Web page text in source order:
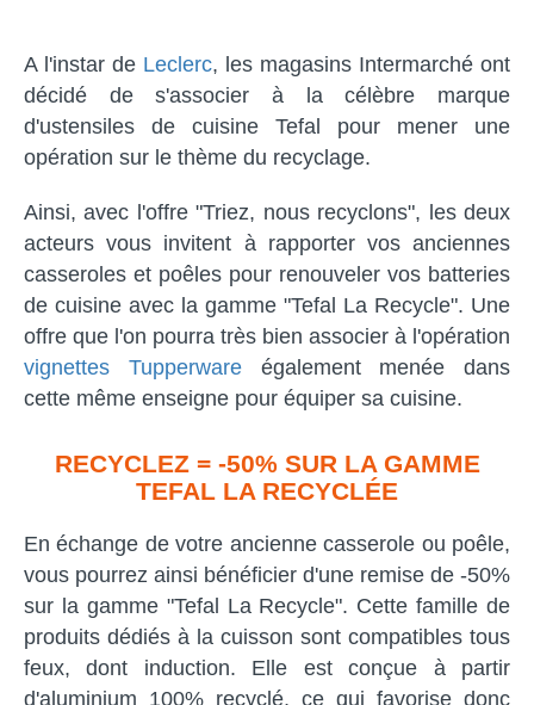
A l'instar de Leclerc, les magasins Intermarché ont
décidé de s'associer à la célèbre marque
d'ustensiles de cuisine Tefal pour mener une
opération sur le thème du recyclage.
Ainsi, avec l'offre "Triez, nous recyclons", les deux
acteurs vous invitent à rapporter vos anciennes
casseroles et poêles pour renouveler vos batteries
de cuisine avec la gamme "Tefal La Recycle". Une
offre que l'on pourra très bien associer à l'opération
vignettes Tupperwareégalement menée dans
cette même enseigne pour équiper sa cuisine.
RECYCLEZ = -50% SUR LA GAMME
TEFAL LA RECYCLÉE
En échange de votre ancienne casserole ou poêle,
vous pourrez ainsi bénéficier d'une remise de -50%
sur la gamme "Tefal La Recycle". Cette famille de
produits dédiés à la cuisson sont compatibles tous
feux, dont induction. Elle est conçue à partir
d'aluminium 100% recyclé, ce qui favorise donc